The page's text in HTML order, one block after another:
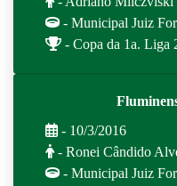
- Municipal Juiz
- Copa da 1a. Liga
- 10/3/2016
- Ronei Cândido
- Municipal Juiz